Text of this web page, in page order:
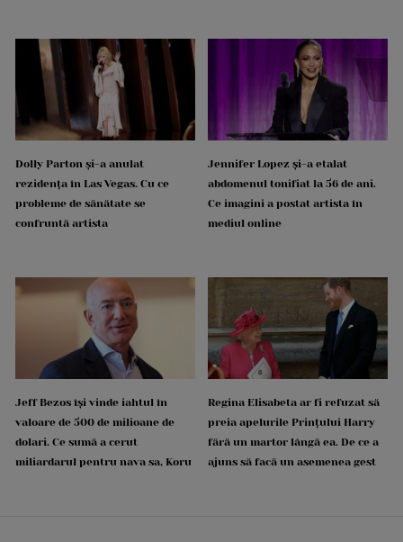
Dolly Parton și-a anulat
rezidența în Las Vegas. Cu ce
probleme de sănătate se
confruntă artista
Jennifer Lopez și-a etalat
abdomenul tonifiat la 56 de ani.
Ce imagini a postat artista în
mediul online
Jeff Bezos își vinde iahtul în
valoare de 500 de milioane de
dolari. Ce sumă a cerut
miliardarul pentru nava sa, Koru
Regina Elisabeta ar fi refuzat să
preia apelurile Prințului Harry
fără un martor lângă ea. De ce a
ajuns să facă un asemenea gest